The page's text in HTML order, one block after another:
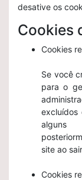
desative os
Cookies
Cookies
Se você
para o
excluídos
alguns
site ao
Cookies